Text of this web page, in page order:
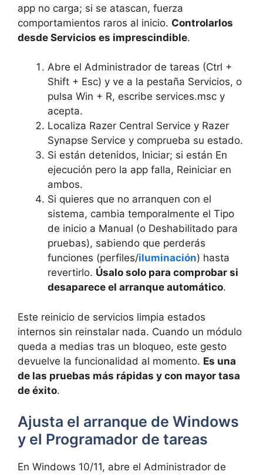
app no carga; si se atascan, fuerza
comportamientos raros al inicio. Controlarlos
desde Servicios es imprescindible.
Abre el Administrador de tareas (Ctrl +
Shift + Esc) y ve a la pestaña Servicios, o
pulsa Win + R, escribe services.msc y
acepta.
Localiza Razer Central Service y Razer
Synapse Service y comprueba su estado.
Si están detenidos, Iniciar; si están En
ejecución pero la app falla, Reiniciar en
ambos.
Si quieres que no arranquen con el
sistema, cambia temporalmente el Tipo
de inicio a Manual (o Deshabilitado para
pruebas), sabiendo que perderás
funciones (perfiles/iluminación) hasta
revertirlo. Úsalo solo para comprobar si
desaparece el arranque automático.
Este reinicio de servicios limpia estados
internos sin reinstalar nada. Cuando un módulo
queda a medias tras un bloqueo, este gesto
devuelve la funcionalidad al momento. Es una
de las pruebas más rápidas y con mayor tasa
de éxito.
Ajusta el arranque de Windows
y el Programador de tareas
En Windows 10/11, abre el Administrador de